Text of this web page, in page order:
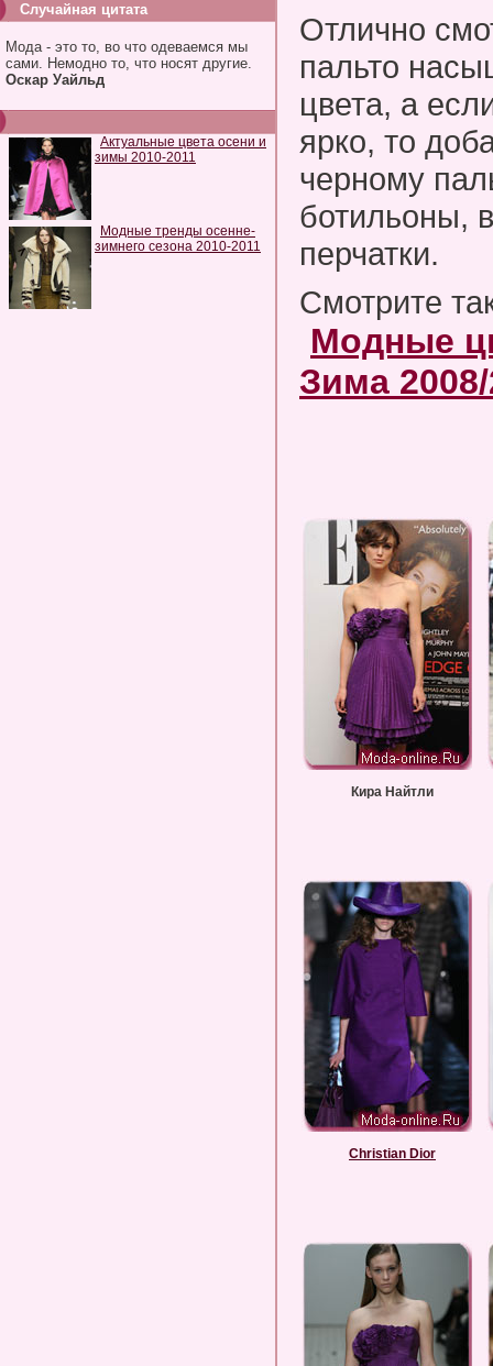
Случайная цитата
Мода - это то, во что одеваемся мы
сами. Немодно то, что носят другие.
Оскар Уайльд
Актуальные цвета осени и
зимы 2010-2011
Модные тренды осенне-
зимнего сезона 2010-2011
Отлично
пальто
цвета, а
ярко, то
черному
ботильоны,
перчатки.
Смотрите
Модные
Зима
Кира Найтли
Christian Dior